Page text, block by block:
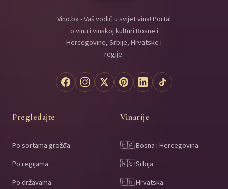
Vino.ba - Vaš vodič u svijet vina! Portal
o vinu i vinskoj kulturi Bosne i
Hercegovine, Srbije, Hrvatske i
regije.
Pregledajte
Po sortama grožđa
Po regijama
Po državama
Vinarije
🇧🇦 Bosna i Hercegovina
🇷🇸 Srbija
🇭🇷 Hrvatska